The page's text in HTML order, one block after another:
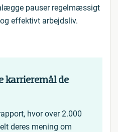
pauser regelmæssigt
effektivt arbejdsliv.
karrieremål de
hvor over 2.000
deres mening om